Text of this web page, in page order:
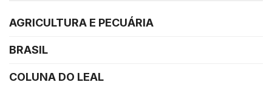
AGRICULTURA E PECUÁRIA
BRASIL
COLUNA DO LEAL